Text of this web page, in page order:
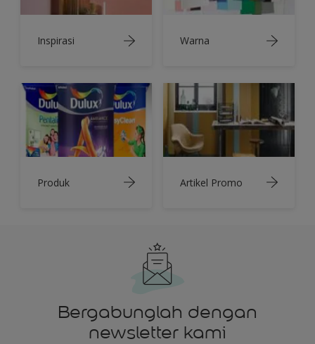
Inspirasi Warna
Produk Artikel Promo
Bergabunglah dengan
newsletter kami